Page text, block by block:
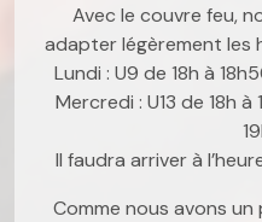
Avec le couvre feu,
adapter légèrement les
Lundi : U9 de 18h à
Mercredi : U13 de 18h
Il faudra arriver à
Comme nous avons